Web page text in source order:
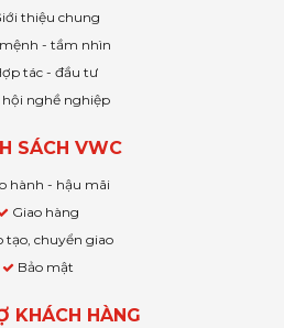
thiệu chung
- tầm nhìn
tác - đầu tư
hội nghề nghiệp
SÁCH VWC
hành - hậu mãi
Giao hàng
tạo, chuyển giao
Bảo mật
KHÁCH HÀNG